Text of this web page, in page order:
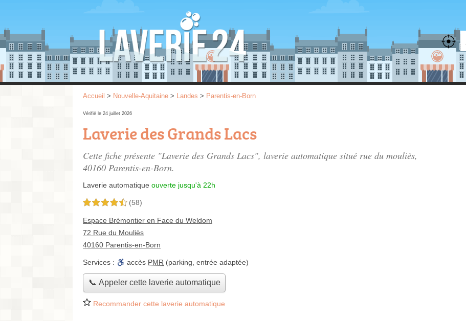
Accueil > Nouvelle-Aquitaine > Landes > Parentis-en-Born
Vérifié le 24 juillet 2026
Laverie des Grands Lacs
Cette fiche présente "Laverie des Grands Lacs", laverie automatique situé rue du mouliès,
40160 Parentis-en-Born.
Laverie automatique ouverte jusqu'à 22h
4,5 étoiles sur 5 (58)
Espace Brémontier en Face du Weldom
72 Rue du Mouliès
40160 Parentis-en-Born
Services : accès PMR (parking, entrée adaptée)
📞 Appeler cette laverie automatique
Recommander cette laverie automatique